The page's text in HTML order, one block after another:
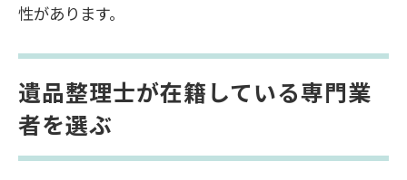
性があります。
遺品整理士が在籍している専門業
者を選ぶ